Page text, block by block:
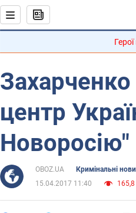
Герої
центр
Новоросію"
OBOZ.UA
Кримінальні
15.04.2017 11:40
165,8